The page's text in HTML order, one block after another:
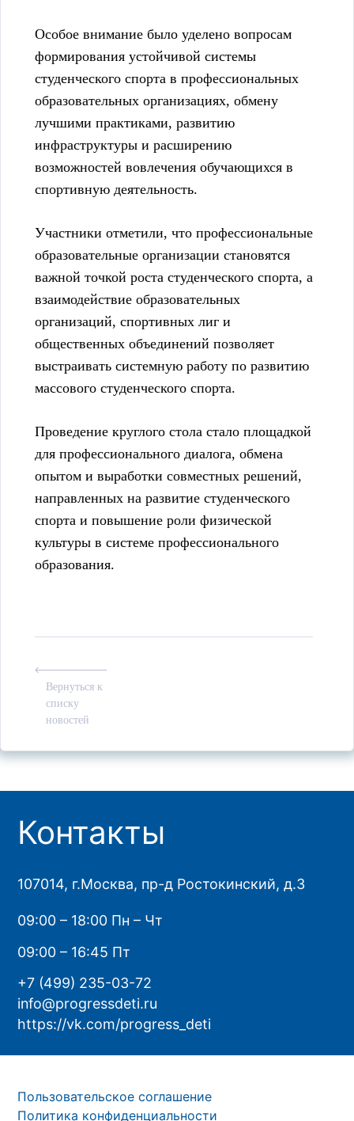
Особое внимание было уделено вопросам
формирования устойчивой системы
студенческого спорта в профессиональных
образовательных организациях, обмену
лучшими практиками, развитию
инфраструктуры и расширению
возможностей вовлечения обучающихся в
спортивную деятельность.
Участники отметили, что профессиональные
образовательные организации становятся
важной точкой роста студенческого спорта, а
взаимодействие образовательных
организаций, спортивных лиг и
общественных объединений позволяет
выстраивать системную работу по развитию
массового студенческого спорта.
Проведение круглого стола стало площадкой
для профессионального диалога, обмена
опытом и выработки совместных решений,
направленных на развитие студенческого
спорта и повышение роли физической
культуры в системе профессионального
образования.
Вернуться к
списку
новостей
Контакты
107014, г.Москва, пр-д Ростокинский, д.3
09:00 – 18:00 Пн – Чт
09:00 – 16:45 Пт
+7 (499) 235-03-72
info@progressdeti.ru
https://vk.com/progress_deti
Пользовательское соглашение
Политика конфиденциальности